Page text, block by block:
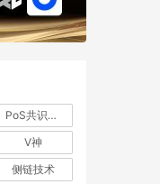
PoS共识机制
V神
侧链技术